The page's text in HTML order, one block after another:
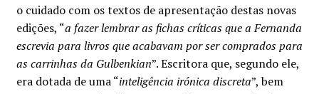
Política de privacidade
Termos e Condições
o cuidado com os textos de apresentação destas novas
edições, “a fazer lembrar as fichas críticas que a Fernanda
escrevia para livros que acabavam por ser comprados para
as carrinhas da Gulbenkian”. Escritora que, segundo ele,
era dotada de uma “inteligência irónica discreta”, bem